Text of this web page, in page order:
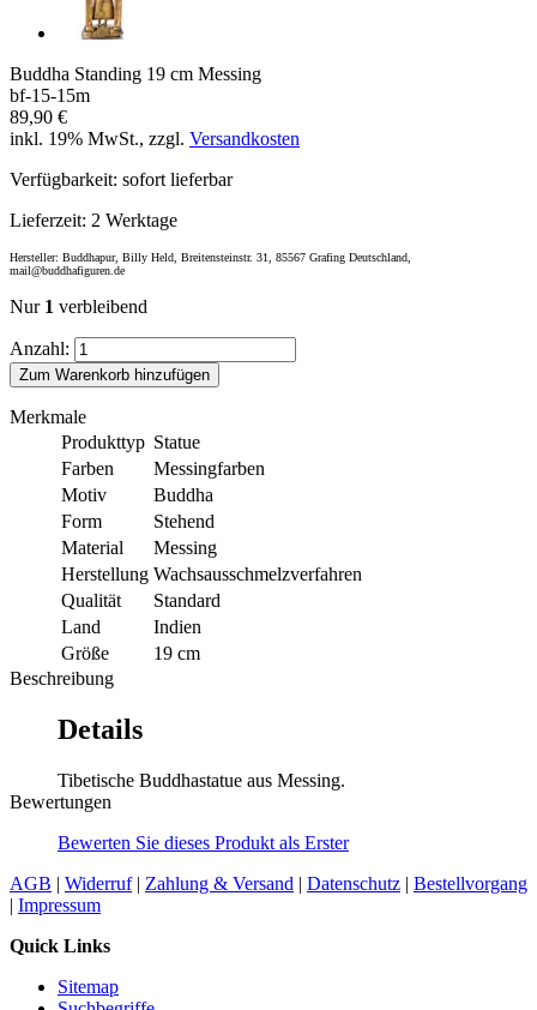
Buddha Standing 19 cm Messing
bf-15-15m
89,90 €
inkl. 19% MwSt., zzgl. Versandkosten
Verfügbarkeit: sofort lieferbar
Lieferzeit: 2 Werktage
Hersteller: Buddhapur, Billy Held, Breitensteinstr. 31, 85567 Grafing Deutschland,
mail@buddhafiguren.de
Nur 1 verbleibend
Anzahl:
Zum Warenkorb hinzufügen
Merkmale
Produkttyp Statue
Farben
Messingfarben
Motiv
Buddha
Form
Stehend
Material
Messing
Herstellung Wachsausschmelzverfahren
Qualität
Standard
Land
Indien
Größe
19 cm
Beschreibung
Details
Tibetische Buddhastatue aus Messing.
Bewertungen
Bewerten Sie dieses Produkt als Erster
AGB | Widerruf| Zahlung & Versand | Datenschutz | Bestellvorgang
| Impressum
Quick Links
Sitemap